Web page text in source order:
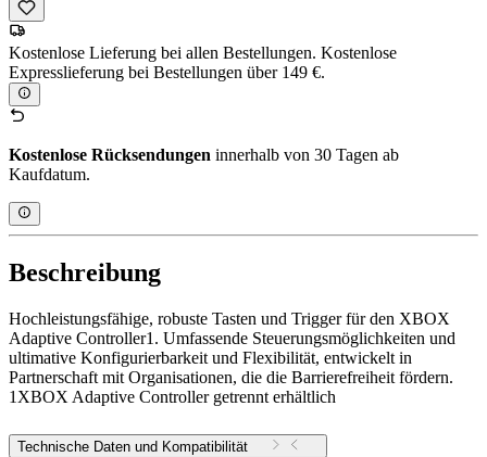
Kostenlose Lieferung bei allen Bestellungen. Kostenlose
Expresslieferung bei Bestellungen über 149 €.
Kostenlose Rücksendungen innerhalb von 30 Tagen ab
Kaufdatum.
Beschreibung
Hochleistungsfähige, robuste Tasten und Trigger für den XBOX
Adaptive Controller1. Umfassende Steuerungsmöglichkeiten und
ultimative Konfigurierbarkeit und Flexibilität, entwickelt in
Partnerschaft mit Organisationen, die die Barrierefreiheit fördern.
1XBOX Adaptive Controller getrennt erhältlich
Technische Daten und Kompatibilität